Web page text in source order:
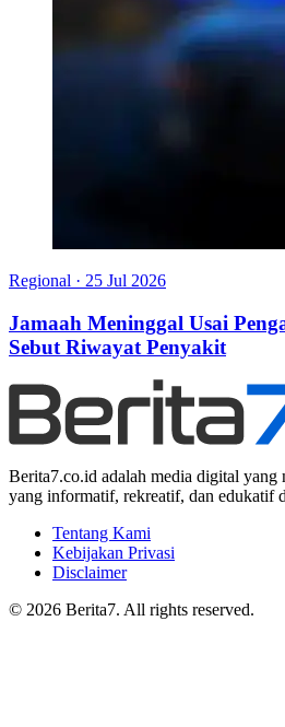
Regional · 25 Jul 2026
Jamaah Meninggal Usai
Sebut Riwayat Penyakit
Berita7.co.id adalah media digital yang
yang informatif, rekreatif, dan edukatif
Tentang Kami
Kebijakan Privasi
Disclaimer
© 2026 Berita7. All rights reserved.